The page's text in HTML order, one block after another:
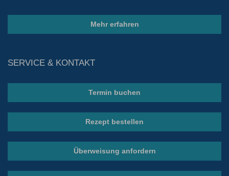
Mehr erfahren
SERVICE & KONTAKT
Termin buchen
Rezept bestellen
Überweisung anfordern